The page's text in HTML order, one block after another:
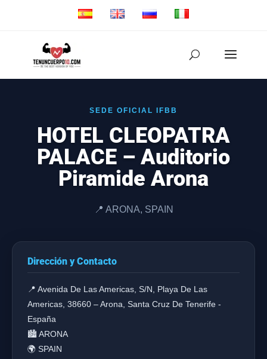
SEDE OFICIAL IFBB
HOTEL CLEOPATRA
PALACE – Auditorio
Piramide Arona
📍 ARONA, SPAIN
Dirección y Contacto
📍 Avenida De Las Americas, S/N, Playa De Las
Americas, 38660 – Arona, Santa Cruz De Tenerife -
España
🏙️ ARONA
🌍 SPAIN